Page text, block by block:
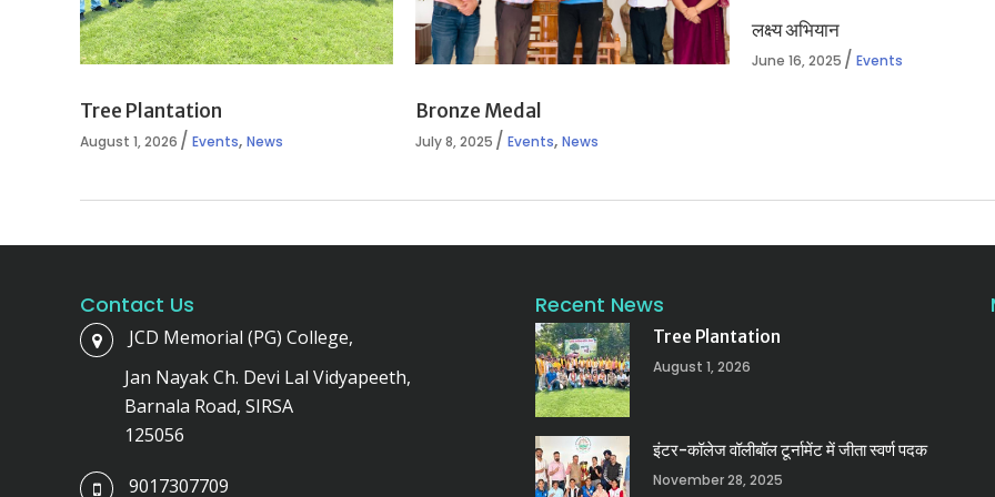
Tree Plantation
August 1, 2026 Events, News
Bronze Medal
July 8, 2025 Events,News
लक्ष्य अभियान
June 16, 2025 Events
Contact Us
JCD Memorial (PG) College,
Jan Nayak Ch. Devi Lal Vidyapeeth,
Barnala Road, SIRSA
125056
9017307709
Recent News
Tree Plantation
August 1, 2026
इंटर-कॉलेज वॉलीबॉल टूर्नामेंट में जीता स्वर्ण पदक
November 28, 2025